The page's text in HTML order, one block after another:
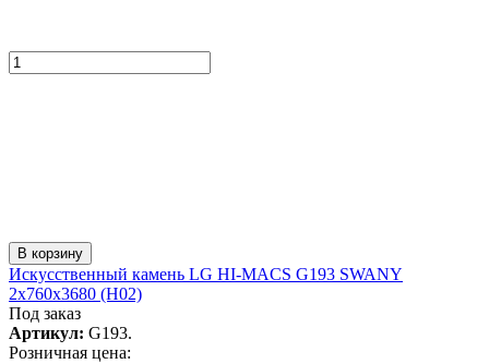
В корзину
Искусcтвенный камень LG HI-MACS G193 SWANY
2x760x3680 (H02)
Под заказ
Артикул: G193.
Розничная цена: